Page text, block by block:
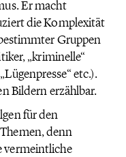
Er macht
die Komplexität
Gruppen
„kriminelle“
etc.).
Bildern erzählbar.
für den
denn
vermeintliche